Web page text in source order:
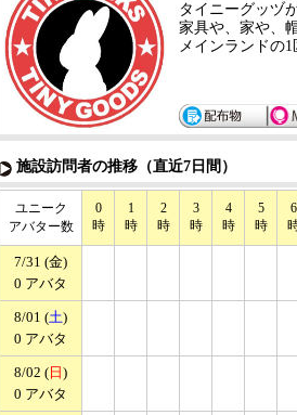
タイニーグッヅ
家具や、家や、
メインランドの
施設訪問者の推移（直近7日間）
ユニーク
アバター数
0
時
1
時
2
時
3
時
4
時
5
時
6
7/31 (金)
0 アバタ
8/01 (土)
0 アバタ
8/02 ( 日 )
0 アバタ